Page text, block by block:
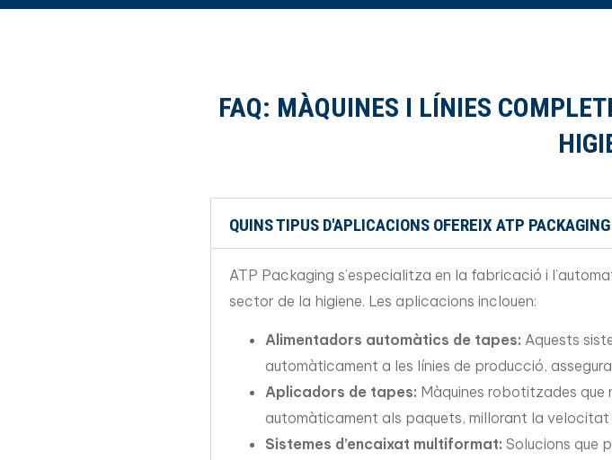
FAQ: MÀQUINES I LÍNIES
QUINS TIPUS D'APLICACIONS OFEREIX ATP
ATP Packaging s’especialitza en la fabricació i
sector de la higiene. Les aplicacions inclouen:
Alimentadors automàtics de tapes: Aquests
automàticament a les línies de producció,
Aplicadors de tapes: Màquines robotitzades
automàticament als paquets, millorant la velocitat
Sistemes d’encaixat multiformat: Solucions que